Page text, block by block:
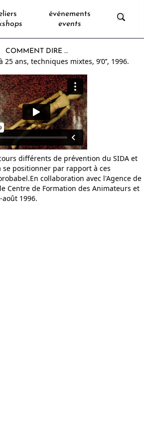
événements
events
COMMENT DIRE …
ans, techniques mixtes, 9’0’’, 1996.
différents de prévention du SIDA et
positionner par rapport à ces
collaboration avec l'Agence de
Centre de Formation des Animateurs et
1996.